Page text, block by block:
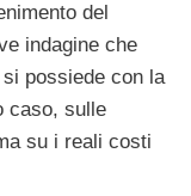
del
indagine che
possiede con la
caso, sulle
su i reali costi